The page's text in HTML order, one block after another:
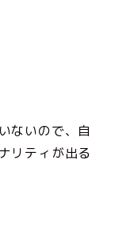
ないので、自
リティが出る